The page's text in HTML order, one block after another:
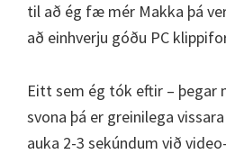
til að ég fæ mér Makka þá
að einhverju góðu PC
Eitt sem ég tók eftir – þegar
svona þá er greinilega
auka 2-3 sekúndum við